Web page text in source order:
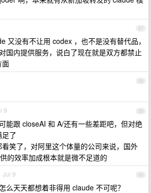
57
又没有不让用 codex ，也不是没有替代品，
国内提供服务，说白了现在就是双方都禁止
面
58
59
9
能跟 closeAI 和 A/还有一些差距吧，但对绝
了
笑了，对阿里这个体量的公司来说，国外
的效率加成根本就是微不足道的
60
Jul 9
么天天都想着非得用 claude 不可呢？